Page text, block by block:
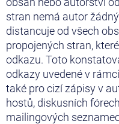
stran nemá autor
distancuje od všech
propojených stran,
odkazu. Toto
odkazy uvedené v
také pro cizí zápisy v
hostů, diskusních
mailingových